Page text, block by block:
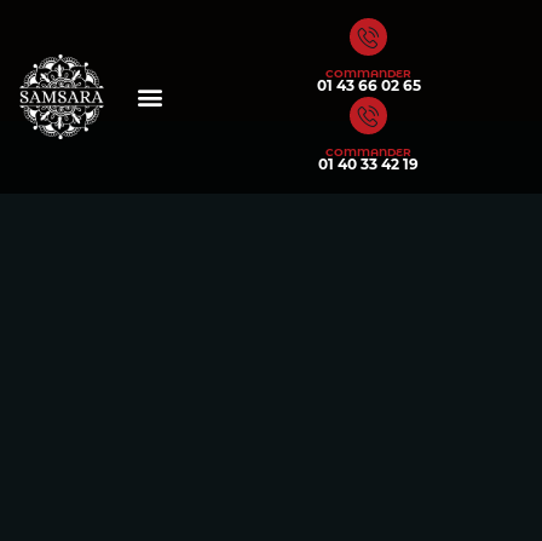
COMMANDER
01 43 66 02 65
COMMANDER
01 40 33 42 19